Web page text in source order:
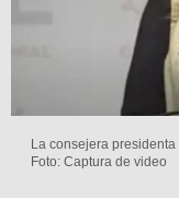
La consejera
Foto: Captura de video